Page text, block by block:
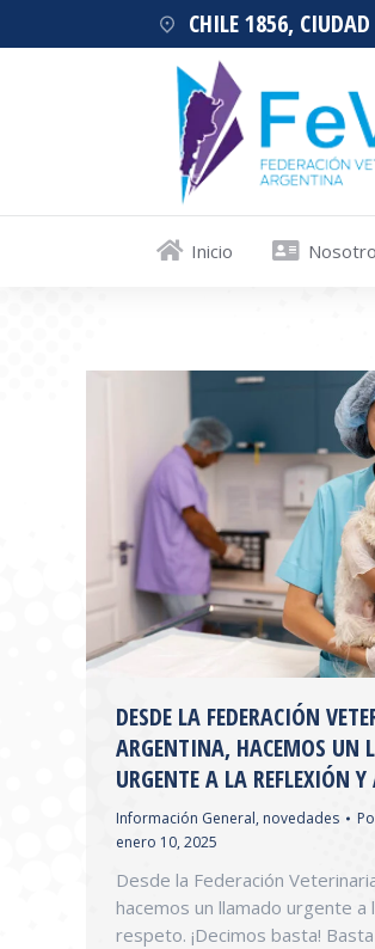
CHILE 1856,
Inicio
DESDE LA FEDERACIÓN
ARGENTINA, HACEMOS UN
URGENTE A LA REFLEXIÓN Y
Información General, novedades
enero 10, 2025
Desde la Federación
hacemos un llamado urgente a
respeto. ¡Decimos basta!